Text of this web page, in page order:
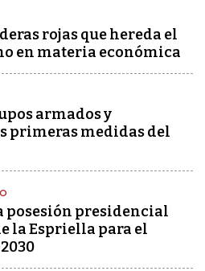
rojas que hereda el
en materia económica
armados y
primeras medidas del
posesión presidencial
la Espriella para el